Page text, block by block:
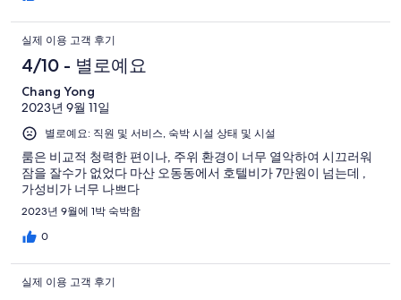
실제 이용 고객 후기
4/10 - 별로예요
Chang Yong
2023년 9월 11일
별로예요: 직원 및 서비스, 숙박 시설 상태 및 시설
룸은 비교적 청력한 편이나, 주위 환경이 너무 열악하여 시끄러워
잠을 잘수가 없었다 마산 오동동에서 호텔비가 7만원이 넘는데 ,
가성비가 너무 나쁘다
2023년 9월에 1박 숙박함
0
실제 이용 고객 후기